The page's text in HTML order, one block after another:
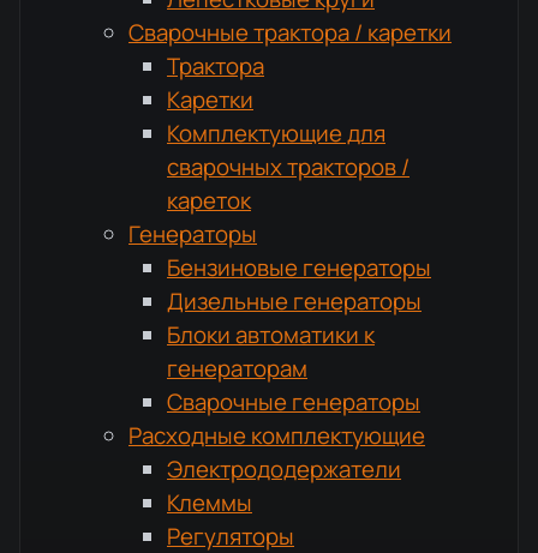
Сварочные трактора / каретки
Трактора
Каретки
Комплектующие для
сварочных тракторов /
кареток
Генераторы
Бензиновые генераторы
Дизельные генераторы
Блоки автоматики к
генераторам
Сварочные генераторы
Расходные комплектующие
Электрододержатели
Клеммы
Регуляторы